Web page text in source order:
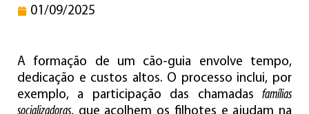
01/09/2025
A formação de um cão-guia envolve tempo,
dedicação e custos altos. O processo inclui, por
exemplo, a participação das chamadas famílias
socializadoras, que acolhem os filhotes e ajudam na